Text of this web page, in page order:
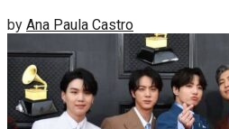
by Ana Paula Castro